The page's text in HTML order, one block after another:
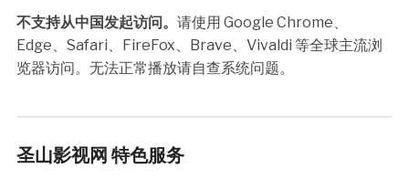
不支持从中国发起访问。 请使用 Google Chrome、
Edge、Safari、FireFox、Brave、Vivaldi 等全球主流浏
览器访问。无法正常播放请自查系统问题。
圣山影视网 特色服务